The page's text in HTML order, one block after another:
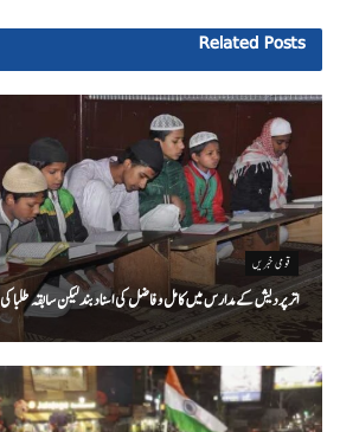
Related Posts
قومی خبریں
اتر پردیش کےمدارس میں کامل و فاضل کی اسناد بند لیکن سابقہ طلبا